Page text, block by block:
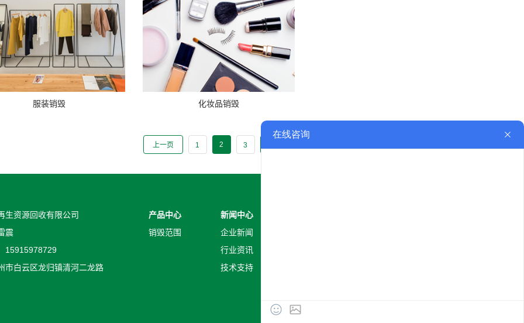
服装销毁 化妆品销毁
上一页 1 2 3
生资源回收有限公司
震
15915978729
市白云区龙归镇清河二龙路
产品中心
销毁范围
新闻中心
企业新闻
行业资讯
技术支持